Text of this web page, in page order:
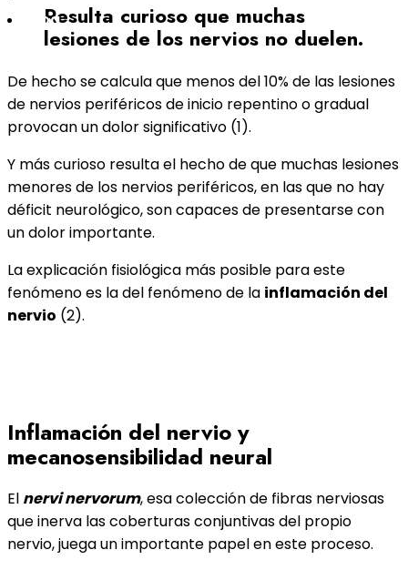
Blog
Resulta curioso que muchas
lesiones de los nervios no duelen.
De hecho se calcula que menos del 10% de las lesiones
de nervios periféricos de inicio repentino o gradual
provocan un dolor significativo (1).
Y más curioso resulta el hecho de que muchas lesiones
menores de los nervios periféricos, en las que no hay
déficit neurológico, son capaces de presentarse con
un dolor importante.
La explicación fisiológica más posible para este
fenómeno es la del fenómeno de la inflamación del
nervio (2).
Inflamación del nervio y
mecanosensibilidad neural
El nervi nervorum, esa colección de fibras nerviosas
que inerva las coberturas conjuntivas del propio
nervio, juega un importante papel en este proceso.